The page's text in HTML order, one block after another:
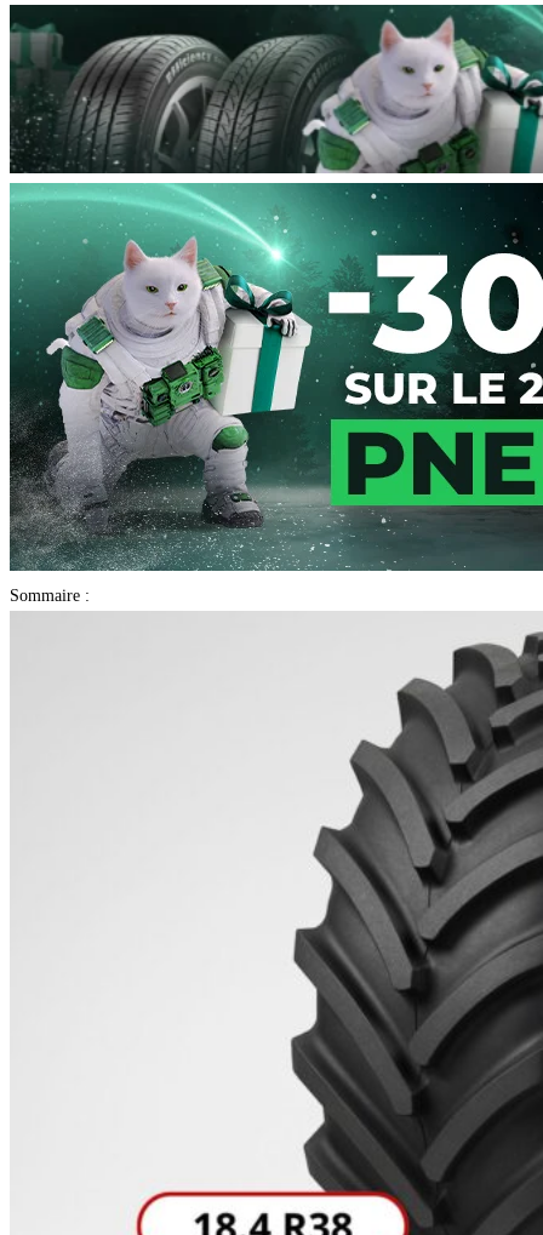
Sommaire :